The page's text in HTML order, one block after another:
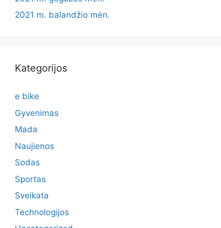
2021 m. balandžio mėn.
Kategorijos
e bike
Gyvenimas
Mada
Naujienos
Sodas
Sportas
Sveikata
Technologijos